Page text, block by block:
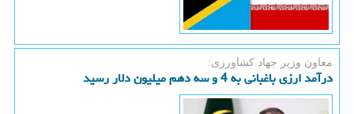
معاون وزیر جهاد کشاورزی:
درآمد ارزی باغبانی به 4 و سه دهم میلیون دلار رسید